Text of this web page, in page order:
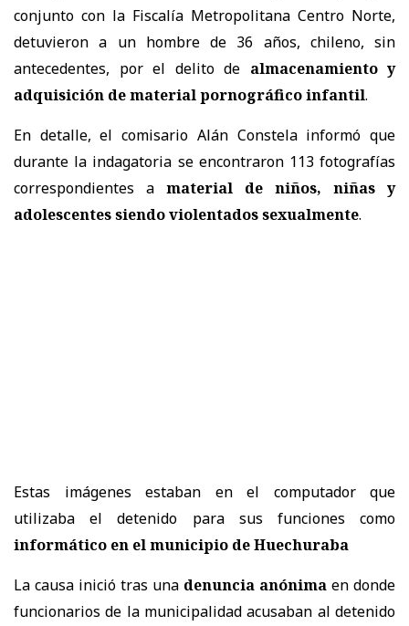
conjunto con la Fiscalía Metropolitana Centro Norte,
detuvieron a un hombre de 36 años, chileno, sin
antecedentes, por el delito de almacenamiento y
adquisición de material pornográfico infantil.
En detalle, el comisario Alán Constela informó que
durante la indagatoria se encontraron 113 fotografías
correspondientes a material de niños, niñas y
adolescentes siendo violentados sexualmente.
Estas imágenes estaban en el computador que
utilizaba el detenido para sus funciones como
informático en el municipio de Huechuraba
La causa inició tras una denuncia anónima en donde
funcionarios de la municipalidad acusaban al detenido